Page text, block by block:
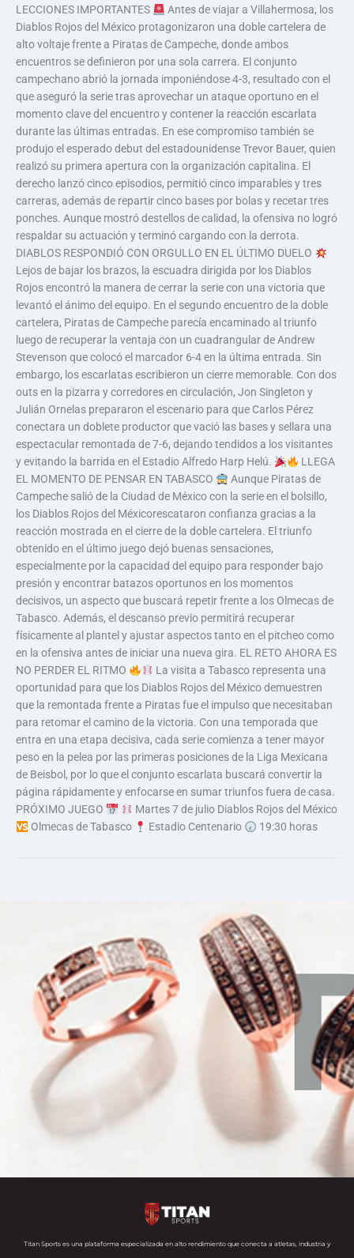
LECCIONES IMPORTANTES
Antes de viajar a Villahermosa, los
Diablos Rojos del México protagonizaron una doble cartelera de
alto voltaje frente a Piratas de Campeche, donde ambos
encuentros se definieron por una sola carrera. El conjunto
campechano abrió la jornada imponiéndose 4-3, resultado con el
que aseguró la serie tras aprovechar un ataque oportuno en el
momento clave del encuentro y contener la reacción escarlata
durante las últimas entradas. En ese compromiso también se
produjo el esperado debut del estadounidense Trevor Bauer, quien
realizó su primera apertura con la organización capitalina. El
derecho lanzó cinco episodios, permitió cinco imparables y tres
carreras, además de repartir cinco bases por bolas y recetar tres
ponches. Aunque mostró destellos de calidad, la ofensiva no logró
respaldar su actuación y terminó cargando con la derrota.
DIABLOS RESPONDIÓ CON ORGULLO EN EL ÚLTIMO DUELO
Lejos de bajar los brazos, la escuadra dirigida por los Diablos
Rojos encontró la manera de cerrar la serie con una victoria que
levantó el ánimo del equipo. En el segundo encuentro de la doble
cartelera, Piratas de Campeche parecía encaminado al triunfo
luego de recuperar la ventaja con un cuadrangular de Andrew
Stevenson que colocó el marcador 6-4 en la última entrada. Sin
embargo, los escarlatas escribieron un cierre memorable. Con dos
outs en la pizarra y corredores en circulación, Jon Singleton y
Julián Ornelas prepararon el escenario para que Carlos Pérez
conectara un doblete productor que vació las bases y sellara una
espectacular remontada de 7-6, dejando tendidos a los visitantes
y evitando la barrida en el Estadio Alfredo Harp Helú.
LLEGA
EL MOMENTO DE PENSAR EN TABASCO
Aunque Piratas de
Campeche salió de la Ciudad de México con la serie en el bolsillo,
los Diablos Rojos del Méxicorescataron confianza gracias a la
reacción mostrada en el cierre de la doble cartelera. El triunfo
obtenido en el último juego dejó buenas sensaciones,
especialmente por la capacidad del equipo para responder bajo
presión y encontrar batazos oportunos en los momentos
decisivos, un aspecto que buscará repetir frente a los Olmecas de
Tabasco. Además, el descanso previo permitirá recuperar
físicamente al plantel y ajustar aspectos tanto en el pitcheo como
en la ofensiva antes de iniciar una nueva gira. EL RETO AHORA ES
NO PERDER EL RITMO
La visita a Tabasco representa una
oportunidad para que los Diablos Rojos del México demuestren
que la remontada frente a Piratas fue el impulso que necesitaban
para retomar el camino de la victoria. Con una temporada que
entra en una etapa decisiva, cada serie comienza a tener mayor
peso en la pelea por las primeras posiciones de la Liga Mexicana
de Beisbol, por lo que el conjunto escarlata buscará convertir la
página rápidamente y enfocarse en sumar triunfos fuera de casa.
PRÓXIMO JUEGO
Martes 7 de julio Diablos Rojos del México
Olmecas de Tabasco
Estadio Centenario 19:30 horas
Titan Sports es una plataforma especializada en alto rendimiento que conecta a atletas, industria y